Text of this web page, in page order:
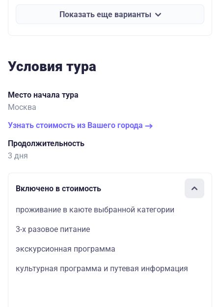
Показать еще варианты
Условия тура
Место начала тура
Москва
Узнать стоимость из Вашего города
Продолжительность
3 дня
Включено в стоимость
проживание в каюте выбранной категории
3-х разовое питание
экскурсионная программа
культурная программа и путевая информация